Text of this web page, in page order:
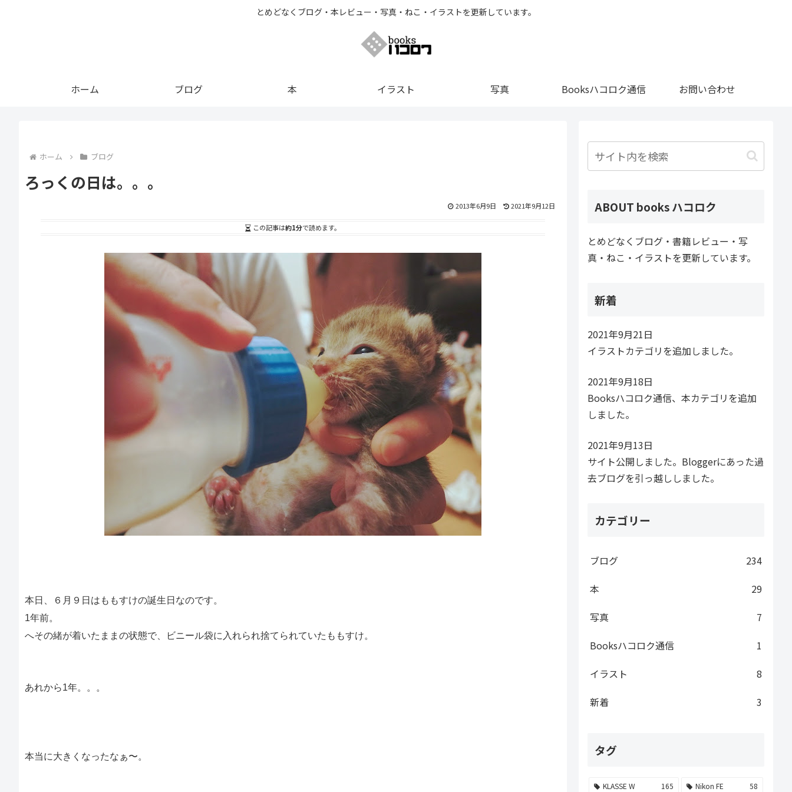
とめどなくブログ・本レビュー・写真・ねこ・イラストを更新しています。
ホーム ブログ 本 イラスト 写真 Booksハコロク通信 お問い合わせ
ホーム ブログ
ろっくの日は。。。
2013年6月9日 2021年9月12日
この記事は約1分で読めます。
本日、
６月９日はももすけの誕生日なのです。
1年前。
へその緒が着いたままの状態で、ビニール袋に入れられ捨てられていたももすけ。
あれから1年。。。
本当に大きくなったなぁ〜。
ABOUT books ハコロク
とめどなくブログ・書籍レビュー・写
真・ねこ・イラストを更新しています。
新着
2021年9月21日
イラストカテゴリを追加しました。
2021年9月18日
Booksハコロク通信、本カテゴリを追加
しました。
2021年9月13日
サイト公開しました。Bloggerにあった過
去ブログを引っ越ししました。
カテゴリー
ブログ
234
本
29
写真
7
Booksハコロク通信
1
イラスト
8
新着
3
タグ
KLASSE W 165 Nikon FE 58